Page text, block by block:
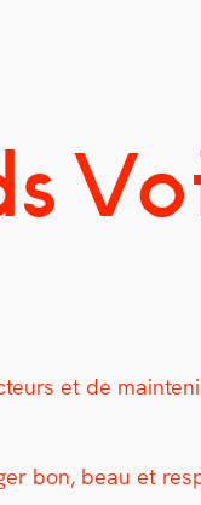
et de
bon, beau et